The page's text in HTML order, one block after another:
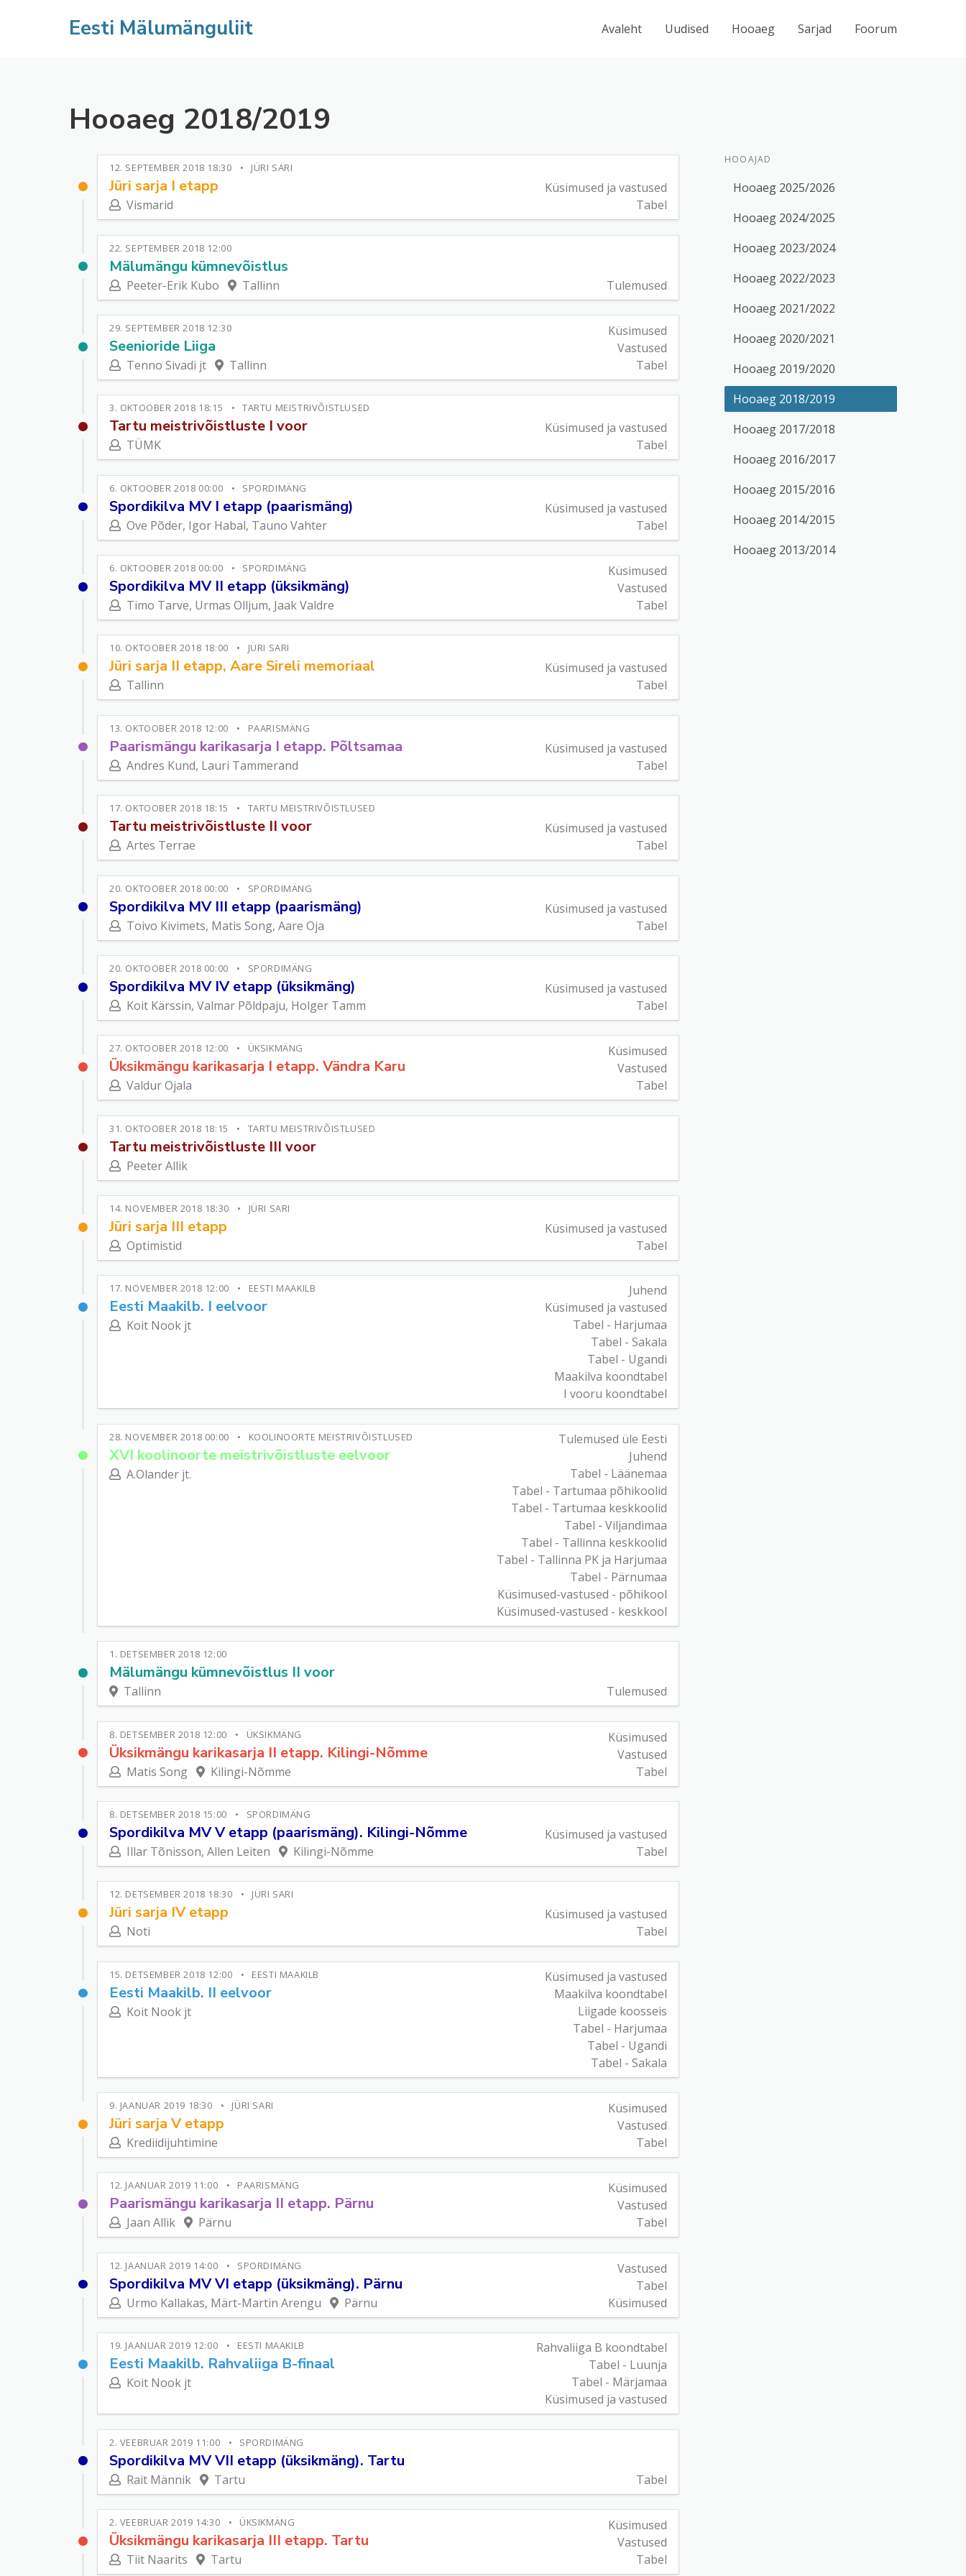
Eesti Mälumänguliit Avaleht Uudised Hooaeg Sarjad Foorum
Hooaeg 2018/2019
12. SEPTEMBER 2018 18:30 JÜRI SARI
Jüri sarja I etapp
Vismarid
Küsimused ja vastused
Tabel
22. SEPTEMBER 2018 12:00
Mälumängu kümnevõistlus
Peeter-Erik Kubo Tallinn Tulemused
29. SEPTEMBER 2018 12:30
Seenioride Liiga
Tenno Sivadi jt Tallinn
Küsimused
Vastused
Tabel
3. OKTOOBER 2018 18:15 TARTU MEISTRIVÕISTLUSED
Tartu meistrivõistluste I voor
TÜMK
Küsimused ja vastused
Tabel
6. OKTOOBER 2018 00:00 SPORDIMÄNG
Spordikilva MV I etapp (paarismäng)
Ove Põder, Igor Habal, Tauno Vahter
Küsimused ja vastused
Tabel
6. OKTOOBER 2018 00:00 SPORDIMÄNG
Spordikilva MV II etapp (üksikmäng)
Timo Tarve, Urmas Olljum, Jaak Valdre
Küsimused
Vastused
Tabel
10. OKTOOBER 2018 18:00 JÜRI SARI
Jüri sarja II etapp, Aare Sireli memoriaal
Tallinn
Küsimused ja vastused
Tabel
13. OKTOOBER 2018 12:00 PAARISMÄNG
Paarismängu karikasarja I etapp. Põltsamaa
Andres Kund, Lauri Tammerand
Küsimused ja vastused
Tabel
17. OKTOOBER 2018 18:15 TARTU MEISTRIVÕISTLUSED
Tartu meistrivõistluste II voor
Artes Terrae
Küsimused ja vastused
Tabel
20. OKTOOBER 2018 00:00 SPORDIMÄNG
Spordikilva MV III etapp (paarismäng)
Toivo Kivimets, Matis Song, Aare Oja
Küsimused ja vastused
Tabel
20. OKTOOBER 2018 00:00 SPORDIMÄNG
Spordikilva MV IV etapp (üksikmäng)
Koit Kärssin, Valmar Põldpaju, Holger Tamm
Küsimused ja vastused
Tabel
27. OKTOOBER 2018 12:00 ÜKSIKMÄNG
Üksikmängu karikasarja I etapp. Vändra Karu
Valdur Ojala
Küsimused
Vastused
Tabel
31. OKTOOBER 2018 18:15 TARTU MEISTRIVÕISTLUSED
Tartu meistrivõistluste III voor
Peeter Allik
14. NOVEMBER 2018 18:30 JÜRI SARI
Jüri sarja III etapp
Optimistid
Küsimused ja vastused
Tabel
17. NOVEMBER 2018 12:00 EESTI MAAKILB
Eesti Maakilb. I eelvoor
Koit Nook jt
Juhend
Küsimused ja vastused
Tabel - Harjumaa
Tabel - Sakala
Tabel - Ugandi
Maakilva koondtabel
I vooru koondtabel
28. NOVEMBER 2018 00:00 KOOLINOORTE MEISTRIVÕISTLUSED
XVI koolinoorte meistrivõistluste eelvoor
A.Olander jt.
Tulemused üle Eesti
Juhend
Tabel - Läänemaa
Tabel - Tartumaa põhikoolid
Tabel - Tartumaa keskkoolid
Tabel - Viljandimaa
Tabel - Tallinna keskkoolid
Tabel - Tallinna PK ja Harjumaa
Tabel - Pärnumaa
Küsimused-vastused - põhikool
Küsimused-vastused - keskkool
1. DETSEMBER 2018 12:00
Mälumängu kümnevõistlus II voor
Tallinn Tulemused
8. DETSEMBER 2018 12:00 ÜKSIKMÄNG
Üksikmängu karikasarja II etapp. Kilingi-Nõmme
Matis Song Kilingi-Nõmme
Küsimused
Vastused
Tabel
8. DETSEMBER 2018 15:00 SPORDIMÄNG
Spordikilva MV V etapp (paarismäng). Kilingi-Nõmme
Illar Tõnisson, Allen Leiten Kilingi-Nõmme
Küsimused ja vastused
Tabel
12. DETSEMBER 2018 18:30 JÜRI SARI
Jüri sarja IV etapp
Noti
Küsimused ja vastused
Tabel
15. DETSEMBER 2018 12:00 EESTI MAAKILB
Eesti Maakilb. II eelvoor
Koit Nook jt
Küsimused ja vastused
Maakilva koondtabel
Liigade koosseis
Tabel - Harjumaa
Tabel - Ugandi
Tabel - Sakala
9. JAANUAR 2019 18:30 JÜRI SARI
Jüri sarja V etapp
Krediidijuhtimine
Küsimused
Vastused
Tabel
12. JAANUAR 2019 11:00 PAARISMÄNG
Paarismängu karikasarja II etapp. Pärnu
Jaan Allik Pärnu
Küsimused
Vastused
Tabel
12. JAANUAR 2019 14:00 SPORDIMÄNG
Spordikilva MV VI etapp (üksikmäng). Pärnu
Urmo Kallakas, Märt-Martin Arengu Pärnu
Vastused
Tabel
Küsimused
19. JAANUAR 2019 12:00 EESTI MAAKILB
Eesti Maakilb. Rahvaliiga B-finaal
Koit Nook jt
Rahvaliiga B koondtabel
Tabel - Luunja
Tabel - Märjamaa
Küsimused ja vastused
2. VEEBRUAR 2019 11:00 SPORDIMÄNG
Spordikilva MV VII etapp (üksikmäng). Tartu
Rait Männik Tartu Tabel
2. VEEBRUAR 2019 14:30 ÜKSIKMÄNG
Üksikmängu karikasarja III etapp. Tartu
Tiit Naarits Tartu
Küsimused
Vastused
Tabel
HOOAJAD
Hooaeg 2025/2026
Hooaeg 2024/2025
Hooaeg 2023/2024
Hooaeg 2022/2023
Hooaeg 2021/2022
Hooaeg 2020/2021
Hooaeg 2019/2020
Hooaeg 2018/2019
Hooaeg 2017/2018
Hooaeg 2016/2017
Hooaeg 2015/2016
Hooaeg 2014/2015
Hooaeg 2013/2014